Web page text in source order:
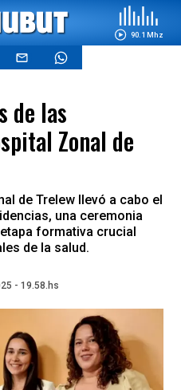
90.1 Mhz
de las
Zonal de
de Trelew llevó a cabo el
una ceremonia
formativa crucial
de la salud.
- 19.58.hs